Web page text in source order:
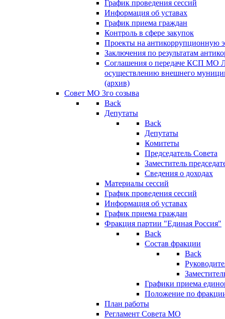
График проведения сессий
Информация об уставах
График приема граждан
Контроль в сфере закупок
Проекты на антикоррупционную
Заключения по результатам
Соглашения о передаче КСП МО
осуществлению внешнего
(архив)
Совет МО 3го созыва
Back
Депутаты
Back
Депутаты
Комитеты
Председатель Совета
Заместитель
Сведения о доходах
Материалы сессий
График проведения сессий
Информация об уставах
График приема граждан
Фракция партии "Единая Россия"
Back
Состав фракции
Back
Графики приема
Положение по
План работы
Регламент Совета МО